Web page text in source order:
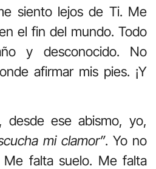
siento lejos de Ti. Me
el fin del mundo. Todo
y desconocido. No
afirmar mis pies. ¡Y
desde ese abismo, yo,
mi clamor”. Yo no
falta suelo. Me falta